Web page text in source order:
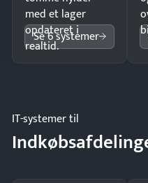
med et lager
opdateret i
realtid.
Se 6 systemer
IT-systemer til